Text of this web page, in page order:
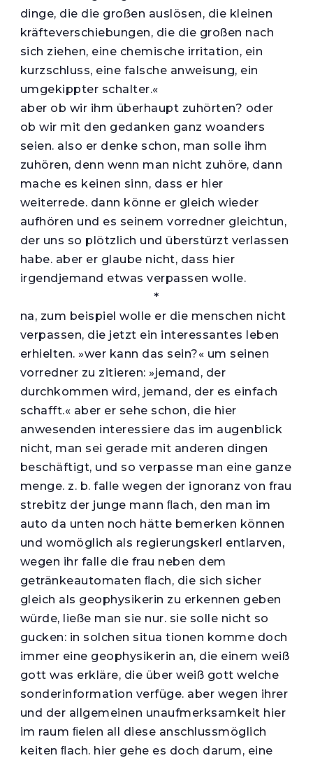
dinge, die die großen auslösen, die kleinen
kräfteverschiebungen, die die großen nach
sich ziehen, eine chemische irritation, ein
kurzschluss, eine falsche anweisung, ein
umgekippter schalter.«
aber ob wir ihm überhaupt zuhörten? oder
ob wir mit den gedanken ganz woanders
seien. also er denke schon, man solle ihm
zuhören, denn wenn man nicht zuhöre, dann
mache es keinen sinn, dass er hier
weiterrede. dann könne er gleich wieder
aufhören und es seinem vorredner gleichtun,
der uns so plötzlich und überstürzt verlassen
habe. aber er glaube nicht, dass hier
irgendjemand etwas verpassen wolle.
*
na, zum beispiel wolle er die menschen nicht
verpassen, die jetzt ein interessantes leben
erhielten. »wer kann das sein?« um seinen
vorredner zu zitieren: »jemand, der
durchkommen wird, jemand, der es einfach
schafft.« aber er sehe schon, die hier
anwesenden interessiere das im augenblick
nicht, man sei gerade mit anderen dingen
beschäftigt, und so verpasse man eine ganze
menge. z. b. falle wegen der ignoranz von frau
strebitz der junge mann ﬂach, den man im
auto da unten noch hätte bemerken können
und womöglich als regierungskerl entlarven,
wegen ihr falle die frau neben dem
getränkeautomaten ﬂach, die sich sicher
gleich als geophysikerin zu erkennen geben
würde, ließe man sie nur. sie solle nicht so
gucken: in solchen situa tionen komme doch
immer eine geophysikerin an, die einem weiß
gott was erkläre, die über weiß gott welche
sonderinformation verfüge. aber wegen ihrer
und der allgemeinen unaufmerksamkeit hier
im raum ﬁelen all diese anschlussmöglich
keiten ﬂach. hier gehe es doch darum, eine